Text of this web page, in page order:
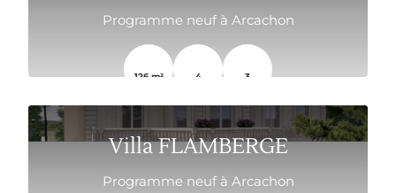
Programme neuf à Arcachon
126 m² 4 3
Villa FLAMBERGE
Programme neuf à Arcachon